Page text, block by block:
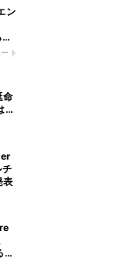
ン
ト
命
非
表
不